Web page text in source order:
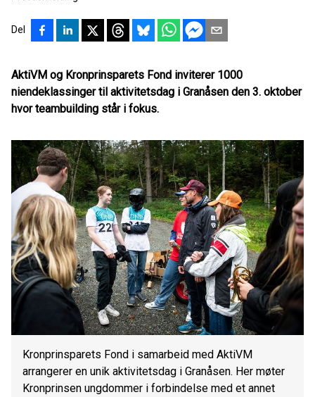
Del
AktiVM og Kronprinsparets Fond inviterer 1000
niendeklassinger til aktivitetsdag i Granåsen den 3. oktober
hvor teambuilding står i fokus.
Kronprinsparets Fond i samarbeid med AktiVM
arrangerer en unik aktivitetsdag i Granåsen. Her møter
Kronprinsen ungdommer i forbindelse med et annet